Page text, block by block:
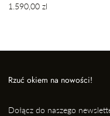
Cena
1.590,00 zl
Rzuć okiem na nowości!
Dołącz do naszego